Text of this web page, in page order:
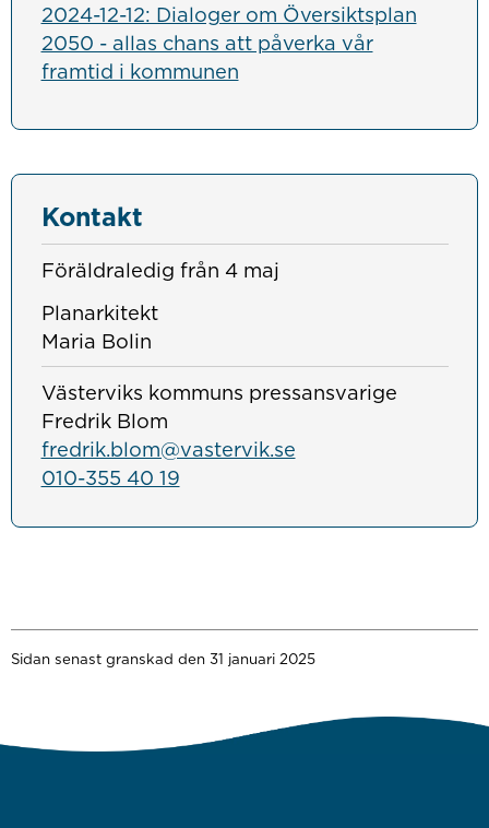
2024-12-12: Dialoger om Översiktsplan
2050 - allas chans att påverka vår
framtid i kommunen
Kontakt
Föräldraledig från 4 maj
Planarkitekt
Maria Bolin
Västerviks kommuns pressansvarige
Fredrik Blom
fredrik.blom@vastervik.se
010-355 40 19
Sidan senast granskad den 31 januari 2025